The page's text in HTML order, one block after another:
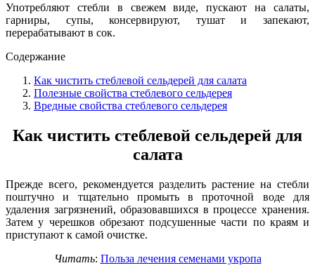
Употребляют стебли в свежем виде, пускают на салаты,
гарниры, супы, консервируют, тушат и запекают,
перерабатывают в сок.
Содержание
Как чистить стеблевой сельдерей для салата
Полезные свойства стеблевого сельдерея
Вредные свойства стеблевого сельдерея
Как чистить стеблевой сельдерей для
салата
Прежде всего, рекомендуется разделить растение на стебли
поштучно и тщательно промыть в проточной воде для
удаления загрязнений, образовавшихся в процессе хранения.
Затем у черешков обрезают подсушенные части по краям и
приступают к самой очистке.
Читать: Польза лечения семенами укропа